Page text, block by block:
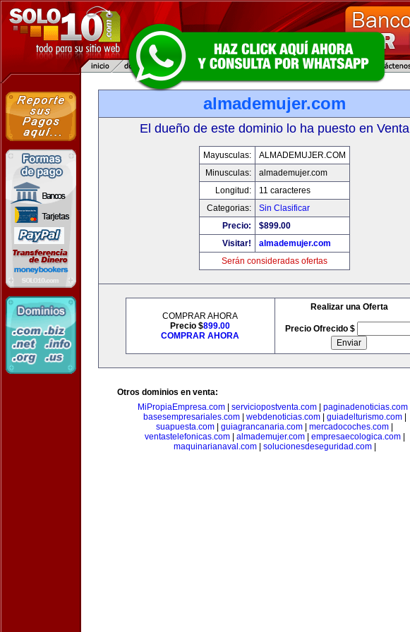
almademujer.com
El dueño de este dominio lo ha puesto en Venta
Mayusculas:
ALMADEMUJER.COM
Minusculas:
almademujer.com
Longitud:
11 caracteres
Categorias:
Sin Clasificar
Precio:
$899.00
Visitar!
almademujer.com
Serán consideradas ofertas
COMPRAR AHORA
Precio $899.00
COMPRAR AHORA
Realizar una Oferta
Precio Ofrecido $
Otros dominios en venta:
MiPropiaEmpresa.com| serviciopostventa.com| paginadenoticias.com|
basesempresariales.com| webdenoticias.com| guiadelturismo.com|
suapuesta.com
guiagrancanaria.com mercadocoches.com
ventastelefonicas.com| almademujer.com| empresaecologica.com|
maquinarianaval.com| solucionesdeseguridad.com|